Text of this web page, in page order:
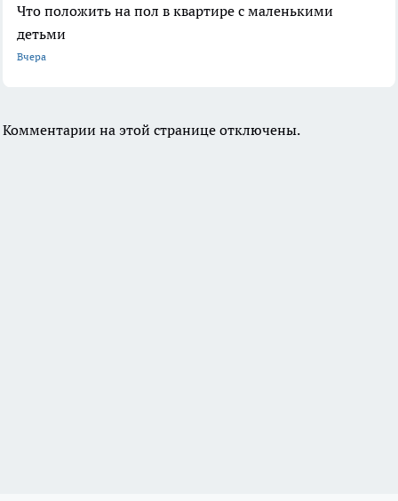
Что положить на пол в квартире с маленькими
детьми
Вчера
Комментарии на этой странице отключены.